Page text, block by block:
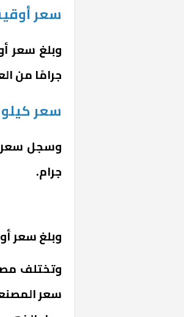
سعر
جرامًا من العيار 24 الأعلى جودة والأقل
سعر كيلو
جرام.
وبلغ سعر
وتختلف